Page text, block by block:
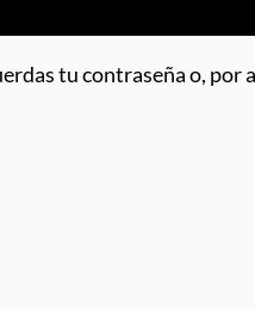
tu contraseña o, por